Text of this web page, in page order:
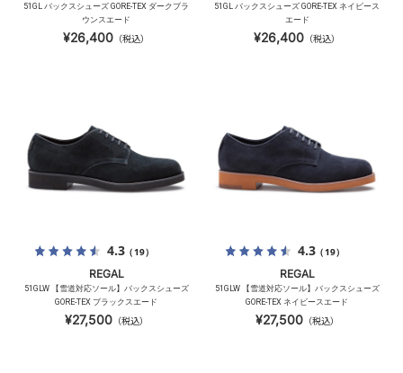
51GL バックスシューズ GORE-TEX ダークブラ
ウンスエード
¥26,400 （税込）
51GL バックスシューズ GORE-TEX ネイビース
エード
¥26,400 （税込）
4.3（19）
REGAL
51GLW 【雪道対応ソール】バックスシューズ
GORE-TEX ブラックスエード
¥27,500（税込）
4.3（19）
REGAL
51GLW 【雪道対応ソール】バックスシューズ
GORE-TEX ネイビースエード
¥27,500（税込）